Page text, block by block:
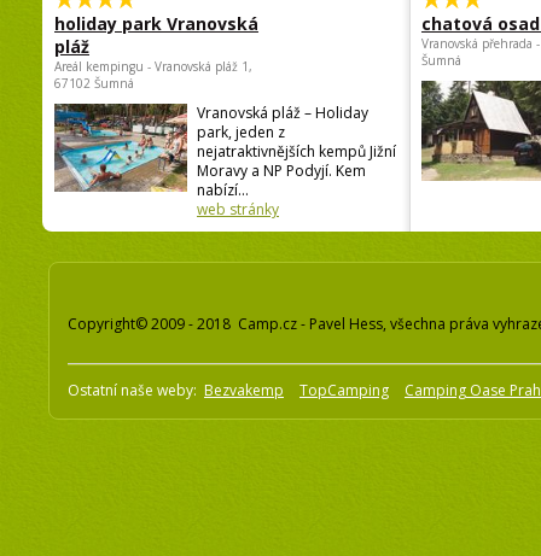
holiday park Vranovská
pláž
Areál kempingu - Vranovská pláž 1,
67102 Šumná
Vranovská pláž – Holiday
park, jeden z
nejatraktivnějších kempů Jižní
Moravy a NP Podyjí. Kem
nabízí...
web stránky
chatová
Vranovská přehrada
Šumná
Copyright© 2009 - 2018 Camp.cz - Pavel Hess, všechna práva
Ostatní naše weby: Bezvakemp TopCamping Camping Oase